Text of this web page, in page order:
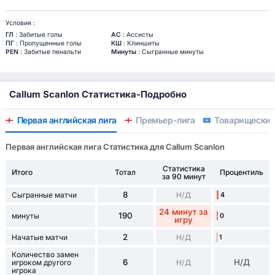
Условия :
ГЛ : Забитые голы АС : Ассисты
ПГ: Пропущенные голы КШ: Клиншиты
PEN : Забитые пенальти Минуты: Сыгранные минуты
Callum Scanlon Статистика-Подробно
Первая английская лига Премьер-лига
Первая английская лига Статистика для Callum Scanlon
Итого Тотал
Статистика
за 90 минут
Процентиль
Сыгранные матчи 8 Н/Д 4
минуты 190
24 минут за
игру
0
Начатые матчи 2 Н/Д 1
Количество замен
игроком другого
игрока
6 Н/Д Н/Д